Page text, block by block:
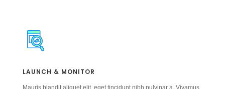
LAUNCH & MONITOR
Mauris blandit aliquet elit, eget tincidunt nibh pulvinar a. Vivamus